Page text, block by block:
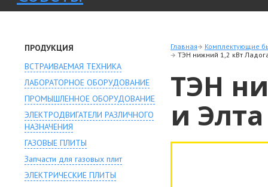
ПРОДУКЦИЯ
ВСТРАИВАЕМАЯ ТЕХНИКА
ЛАБОРАТОРНОЕ ОБОРУДОВАНИЕ
ПРОМЫШЛЕННОЕ ОБОРУДОВАНИЕ
ЭЛЕКТРОДВИГАТЕЛИ РАЗЛИЧНОГО
НАЗНАЧЕНИЯ
ГАЗОВЫЕ ПЛИТЫ
Запчасти для газовых плит
ЭЛЕКТРИЧЕСКИЕ ПЛИТЫ
Главная
Комплектующие
ТЭН нижний 1,2 кВт
ТЭН
и Элта